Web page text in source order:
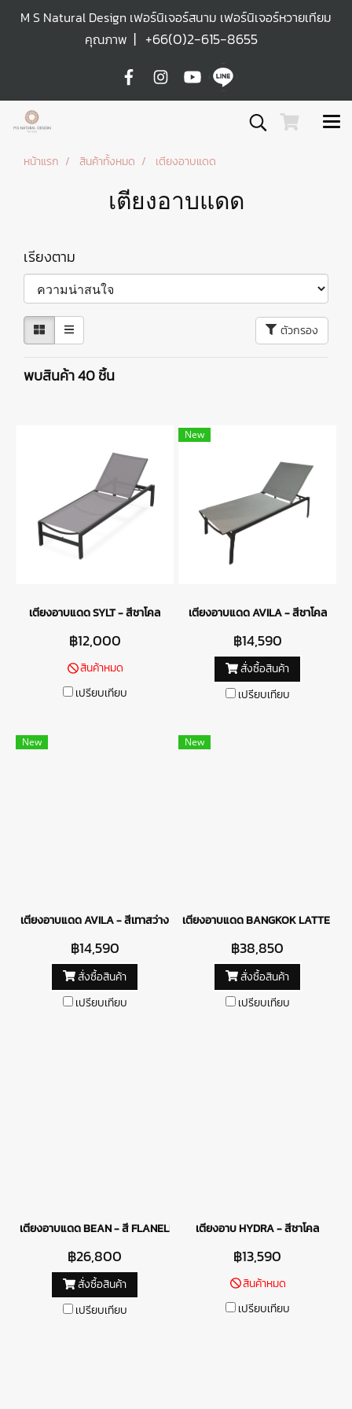
M S Natural Design เฟอร์นิเจอร์สนาม เฟอร์นิเจอร์หวายเทียม
คุณภาพ | +66(0)2-615-8655
หน้าแรก สินค้าทั้งหมด เตียงอาบแดด
เตียงอาบแดด
เรียงตาม
ตัวกรอง
พบสินค้า 40 ชิ้น
เตียงอาบแดด SYLT - สีชาโคล
฿12,000
สินค้าหมด
เปรียบเทียบ
New
เตียงอาบแดด AVILA - สีชาโคล
฿14,590
สั่งซื้อสินค้า
เปรียบเทียบ
New
เตียงอาบแดด AVILA - สีเทาสว่าง
฿14,590
สั่งซื้อสินค้า
เปรียบเทียบ
New
เตียงอาบแดด BANGKOK LATTE -
฿38,850
สั่งซื้อสินค้า
เปรียบเทียบ
เตียงอาบแดด BEAN - สี FLANELL
฿26,800
สั่งซื้อสินค้า
เปรียบเทียบ
เตียงอาบ HYDRA - สีชาโคล
฿13,590
สินค้าหมด
เปรียบเทียบ